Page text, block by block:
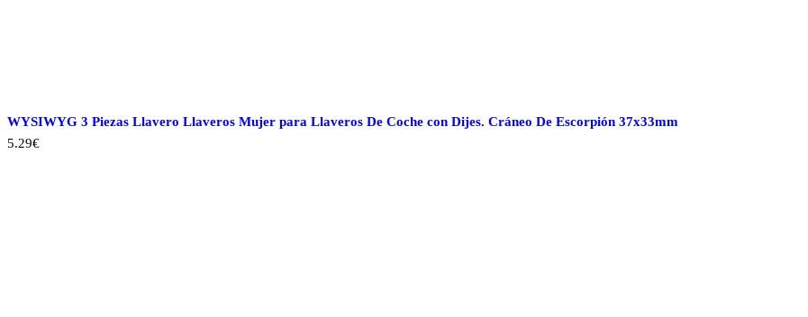
WYSIWYG 3 Piezas Llavero Llaveros Mujer para Llaveros De Coche con Dijes. Cráneo De Escorpión 37x33mm
5.29€